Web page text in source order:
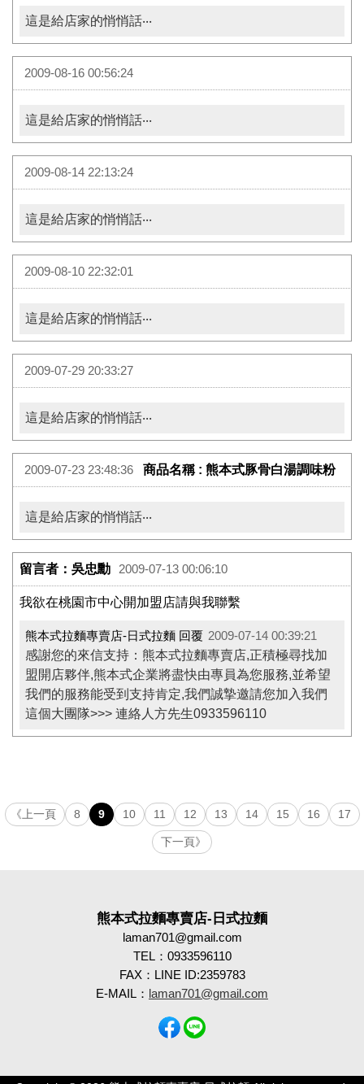
這是給店家的悄悄話‧‧‧
2009-08-16 00:56:24
這是給店家的悄悄話‧‧‧
2009-08-14 22:13:24
這是給店家的悄悄話‧‧‧
2009-08-10 22:32:01
這是給店家的悄悄話‧‧‧
2009-07-29 20:33:27
這是給店家的悄悄話‧‧‧
2009-07-23 23:48:36 商品名稱 : 熊本式豚骨白湯調味粉
這是給店家的悄悄話‧‧‧
留言者：吳忠勳 2009-07-13 00:06:10
我欲在桃園市中心開加盟店請與我聯繫
熊本式拉麵專賣店-日式拉麵 回覆 2009-07-14 00:39:21
感謝您的來信支持：熊本式拉麵專賣店,正積極尋找加
盟開店夥伴,熊本式企業將盡快由專員為您服務,並希望
我們的服務能受到支持肯定,我們誠摯邀請您加入我們
這個大團隊>>> 連絡人方先生0933596110
《上一頁 8 9 10 11 12 13 14 15 16 17
下一頁》
熊本式拉麵專賣店-日式拉麵
laman701@gmail.com
TEL：0933596110
FAX：LINE ID:2359783
E-MAIL： laman701@gmail.com